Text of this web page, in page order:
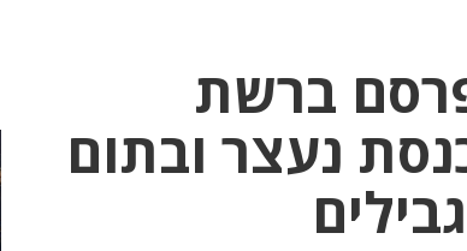
ברשת
נעצר ובתום